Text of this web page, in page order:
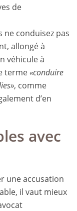
de
ne conduisez pas
allongé à
véhicule à
terme«conduire
, comme
d’en
avec
une accusation
il vaut mieux